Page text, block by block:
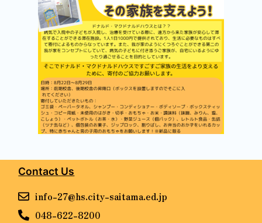
Contact Us
info-27@hs.city-saitama.ed.jp
048-622-8200